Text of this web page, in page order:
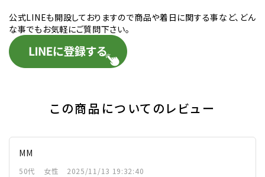
公式LINEも開設しておりますので商品や着日に関する事など、どん
な事でもお気軽にご質問下さい。
この商品についてのレビュー
MM
50代 女性 2025/11/13 19:32:40